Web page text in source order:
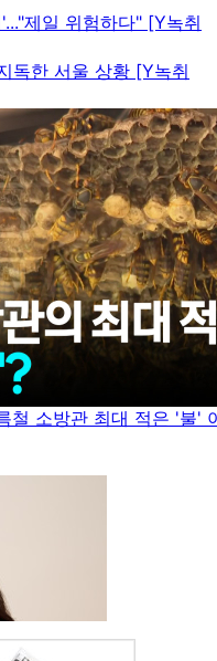
제일 위험하다" [Y녹취
독한 서울 상황 [Y녹취
철 소방관 최대 적은 '불'